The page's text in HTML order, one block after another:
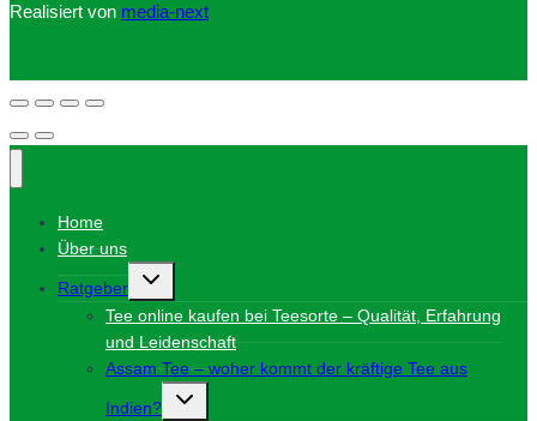
Realisiert von media-next
Home
Über uns
Ratgeber
Untermenü
umschalten
Tee online kaufen bei Teesorte – Qualität, Erfahrung
und Leidenschaft
Assam Tee – woher kommt der kräftige Tee aus
Indien?
Untermenü
umschalten